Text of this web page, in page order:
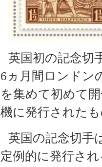
英国初の記念切
6 ヵ月間ロンドン
を集めて初めて
機に発行された
英国の記念切手
定例的に発行さ